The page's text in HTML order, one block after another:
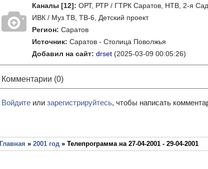
Каналы [12]: ОРТ, РТР / ГТРК Саратов, НТВ, 2-я
ИВК / Муз ТВ, ТВ-6, Детский проект
Регион: Саратов
Источник: Саратов - Столица Поволжья
Добавил на сайт: drset (2025-03-09 00:05:26)
Комментарии (0)
Войдите или зарегистрируйтесь, чтобы написать
Главная » 2001 год » Телепрограмма на 27-04-2001 - 29-04-2001